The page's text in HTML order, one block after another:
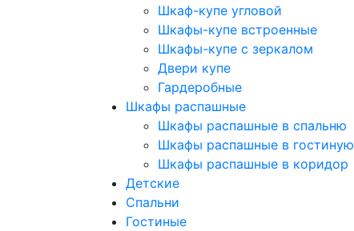
Шкаф-купе угловой
Шкафы-купе встроенные
Шкафы-купе с зеркалом
Двери купе
Гардеробные
Шкафы распашные
Шкафы распашные в спальню
Шкафы распашные в гостиную
Шкафы распашные в коридор
Детские
Спальни
Гостиные